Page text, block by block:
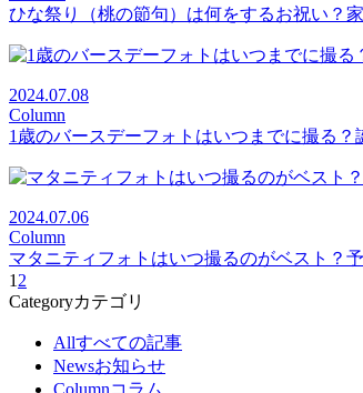
ひな祭り（桃の節句）は何をするお祝い？
2024.07.08
Column
1歳のバースデーフォトはいつまでに撮る？
2024.07.06
Column
マタニティフォトはいつ撮るのがベスト？
1 2
Categoryカテゴリ
Allすべての記事
Newsお知らせ
Columnコラム